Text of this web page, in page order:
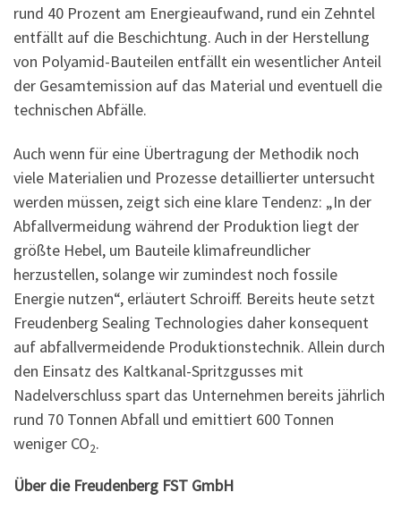
rund 40 Prozent am Energieaufwand, rund ein Zehntel
entfällt auf die Beschichtung. Auch in der Herstellung
von Polyamid-Bauteilen entfällt ein wesentlicher Anteil
der Gesamtemission auf das Material und eventuell die
technischen Abfälle.
Auch wenn für eine Übertragung der Methodik noch
viele Materialien und Prozesse detaillierter untersucht
werden müssen, zeigt sich eine klare Tendenz: „In der
Abfallvermeidung während der Produktion liegt der
größte Hebel, um Bauteile klimafreundlicher
herzustellen, solange wir zumindest noch fossile
Energie nutzen“, erläutert Schroiff. Bereits heute setzt
Freudenberg Sealing Technologies daher konsequent
auf abfallvermeidende Produktionstechnik. Allein durch
den Einsatz des Kaltkanal-Spritzgusses mit
Nadelverschluss spart das Unternehmen bereits jährlich
rund 70 Tonnen Abfall und emittiert 600 Tonnen
weniger CO2.
Über die Freudenberg FST GmbH